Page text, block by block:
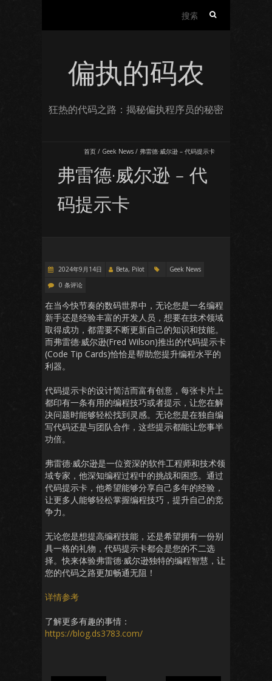
偏执的码农
狂热的代码之路：揭秘偏执程序员的秘密
首页 / Geek News / 弗雷德·威尔逊 – 代码提示卡
弗雷德·威尔逊 – 代
码提示卡
2024年9月14日 Beta, Pilot
Geek News
0 条评论
在当今快节奏的数码世界中，无论您是一名编程
新手还是经验丰富的开发人员，想要在技术领域
取得成功，都需要不断更新自己的知识和技能。
而弗雷德·威尔逊(Fred Wilson)推出的代码提示卡
(Code Tip Cards)恰恰是帮助您提升编程水平的
利器。
代码提示卡的设计简洁而富有创意，每张卡片上
都印有一条有用的编程技巧或者提示，让您在解
决问题时能够轻松找到灵感。无论您是在独自编
写代码还是与团队合作，这些提示都能让您事半
功倍。
弗雷德·威尔逊是一位资深的软件工程师和技术领
域专家，他深知编程过程中的挑战和困惑。通过
代码提示卡，他希望能够分享自己多年的经验，
让更多人能够轻松掌握编程技巧，提升自己的竞
争力。
无论您是想提高编程技能，还是希望拥有一份别
具一格的礼物，代码提示卡都会是您的不二选
择。快来体验弗雷德·威尔逊独特的编程智慧，让
您的代码之路更加畅通无阻！
详情参考
了解更多有趣的事情：
https://blog.ds3783.com/